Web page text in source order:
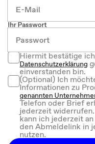
Ihr Passwort
Hiermit bestätige
Datenschutzerklärung
einverstanden bin.
(Optional) Ich
Informationen zu
genannten
Telefon oder Brief
jederzeit
kann ich jederzeit
den Abmeldelink in
nutzen.